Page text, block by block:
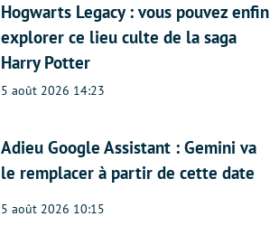
Hogwarts Legacy : vous pouvez enfin
explorer ce lieu culte de la saga
Harry Potter
5 août 2026 14:23
Adieu Google Assistant : Gemini va
le remplacer à partir de cette date
5 août 2026 10:15